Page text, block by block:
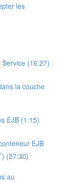
les
(16:27)
la couche
EJB (1:15)
EJB
(27:30)
au